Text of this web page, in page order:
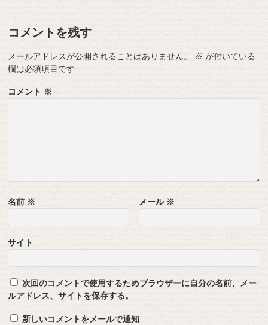
コメントを残す
メールアドレスが公開されることはありません。 ※ が付いている
欄は必須項目です
コメント ※
名前 ※ メール ※
サイト
次回のコメントで使用するためブラウザーに自分の名前、メー
ルアドレス、サイトを保存する。
新しいコメントをメールで通知